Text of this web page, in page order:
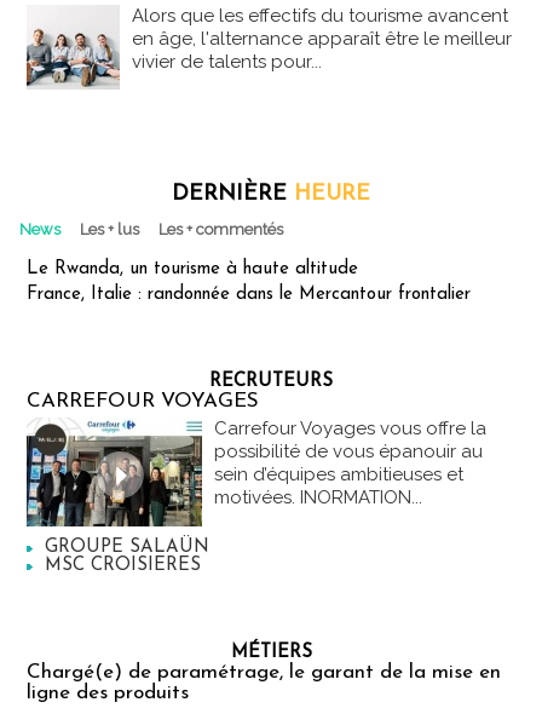
Alors que les effectifs du tourisme avancent
en âge, l'alternance apparaît être le meilleur
vivier de talents pour...
DERNIÈRE HEURE
News Les + lus Les + commentés
Le Rwanda, un tourisme à haute altitude
France, Italie : randonnée dans le Mercantour frontalier
RECRUTEURS
CARREFOUR VOYAGES
Carrefour Voyages vous offre la
possibilité de vous épanouir au
sein d’équipes ambitieuses et
motivées. INORMATION...
GROUPE SALAÜN
MSC CROISIERES
MÉTIERS
Chargé(e) de paramétrage, le garant de la mise en
ligne des produits